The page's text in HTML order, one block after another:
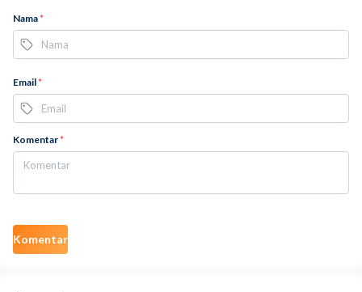
Nama*
Email*
Komentar*
Komentar